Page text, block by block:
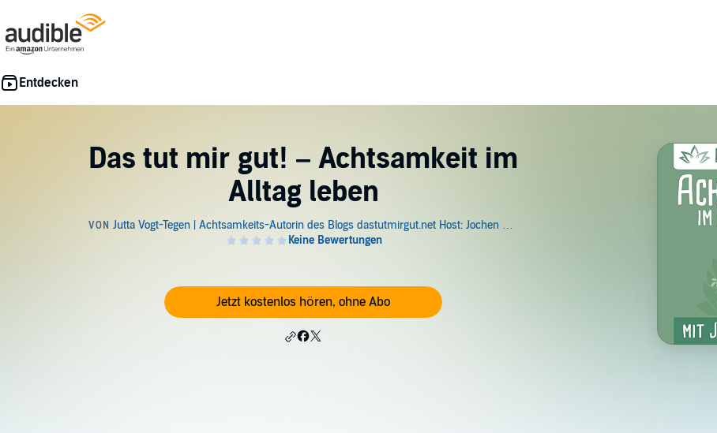
Das tut mir gut! – Achtsamkeit im
Alltag leben
Jetzt kostenlos hören, ohne Abo